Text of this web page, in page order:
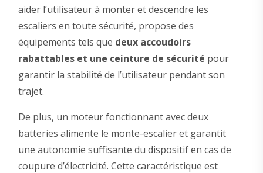
aider l’utilisateur à monter et descendre les
escaliers en toute sécurité, propose des
équipements tels que deux accoudoirs
rabattables et une ceinture de sécurité pour
garantir la stabilité de l’utilisateur pendant son
trajet.
De plus, un moteur fonctionnant avec deux
batteries alimente le monte-escalier et garantit
une autonomie suffisante du dispositif en cas de
coupure d’électricité. Cette caractéristique est